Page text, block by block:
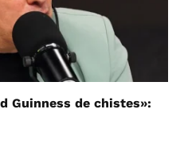
Guinness de chistes»: